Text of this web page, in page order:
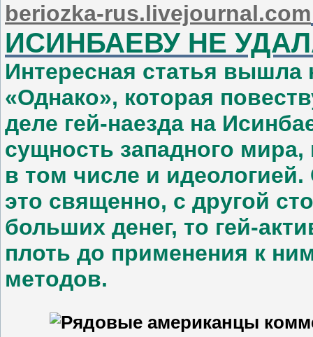
beriozka-rus.livejournal.com
ИСИНБАЕВУ НЕ
Интересная статья
«Однако», которая
деле гей-наезда на
сущность западного
в том числе и
это священно, с другой
больших денег, то гей-
плоть до применения к
методов.